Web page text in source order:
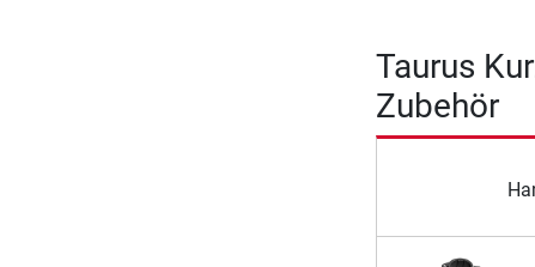
Taurus
Zubehör